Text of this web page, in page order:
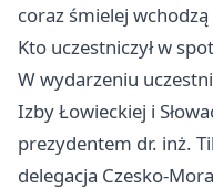
coraz śmielej
Kto uczestniczył w
W wydarzeniu
Izby Łowieckiej i
prezydentem dr. inż.
delegacja Czesko-